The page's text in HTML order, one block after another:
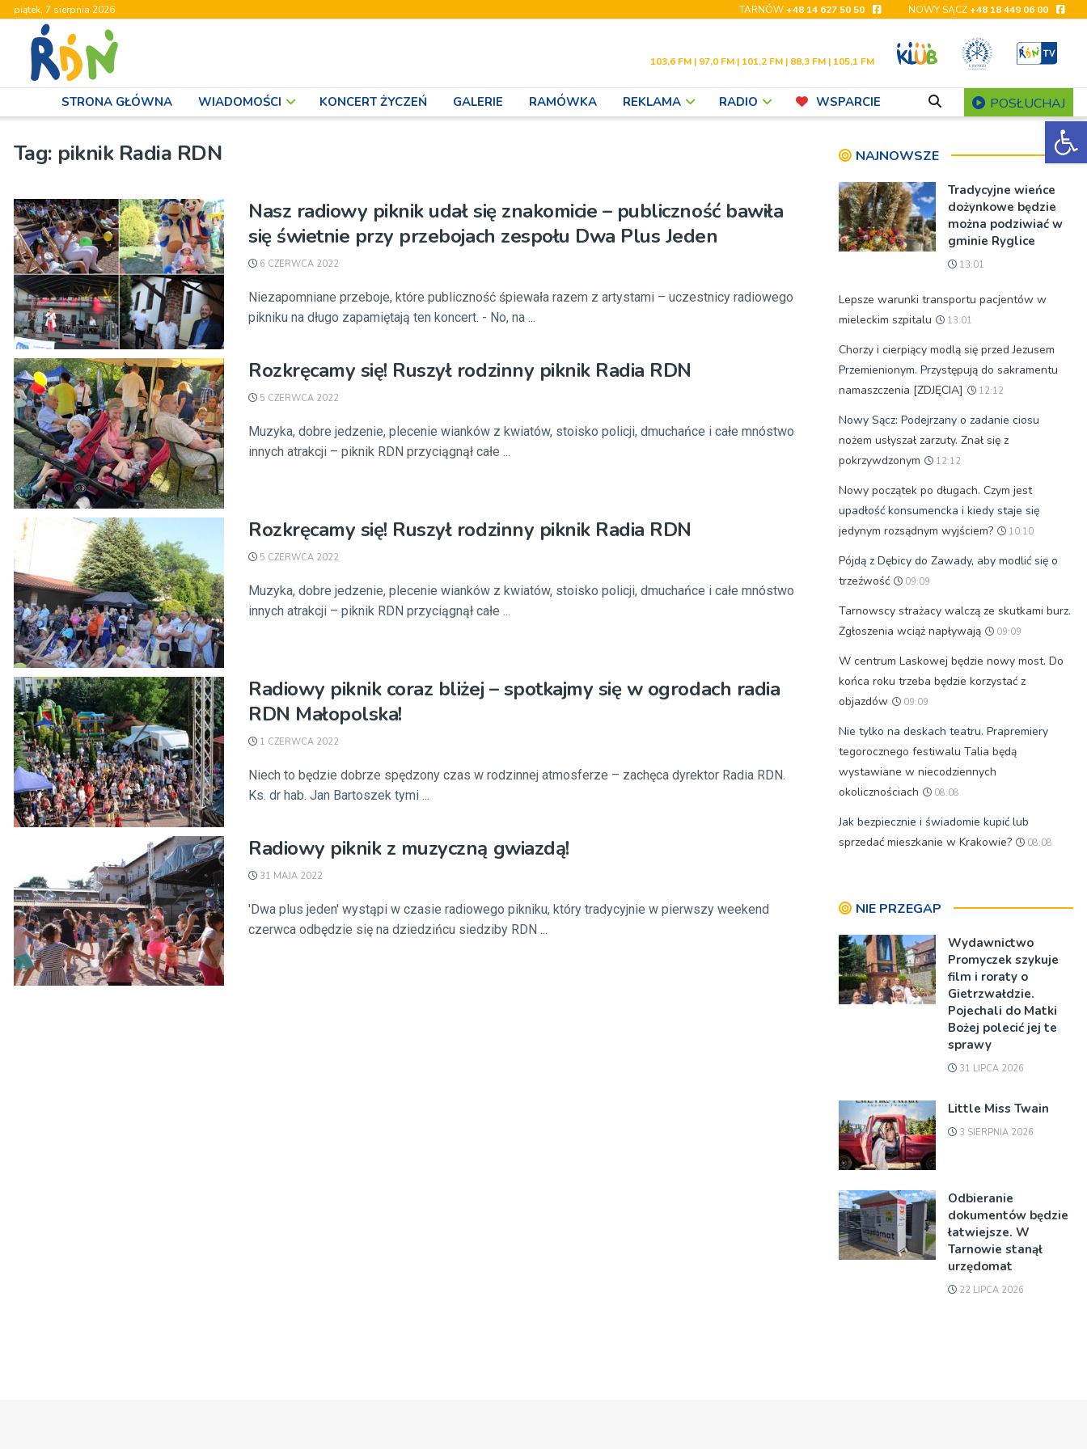
piątek, 7 sierpnia 2026 TARNÓW+48 14 627 50 50 NOWY SĄCZ+48 18 449 06 00
103,6 FM | 97,0 FM | 101,2 FM | 88,3 FM | 105,1 FM
STRONA GŁÓWNA WIADOMOŚCI KONCERT ŻYCZEŃ GALERIE RAMÓWKA REKLAMA RADIO WSPARCIE POSŁUCHAJ
Tag: piknik Radia RDN
Nasz radiowy piknik udał się znakomicie – publiczność bawiła
się świetnie przy przebojach zespołu Dwa Plus Jeden
6 CZERWCA 2022
Niezapomniane przeboje, które publiczność śpiewała razem z artystami – uczestnicy radiowego
pikniku na długo zapamiętają ten koncert. - No, na ...
Rozkręcamy się! Ruszył rodzinny piknik Radia RDN
5 CZERWCA 2022
Muzyka, dobre jedzenie, plecenie wianków z kwiatów, stoisko policji, dmuchańce i całe mnóstwo
innych atrakcji – piknik RDN przyciągnął całe ...
Rozkręcamy się! Ruszył rodzinny piknik Radia RDN
5 CZERWCA 2022
Muzyka, dobre jedzenie, plecenie wianków z kwiatów, stoisko policji, dmuchańce i całe mnóstwo
innych atrakcji – piknik RDN przyciągnął całe ...
Radiowy piknik coraz bliżej – spotkajmy się w ogrodach radia
RDN Małopolska!
1 CZERWCA 2022
Niech to będzie dobrze spędzony czas w rodzinnej atmosferze – zachęca dyrektor Radia RDN.
Ks. dr hab. Jan Bartoszek tymi ...
Radiowy piknik z muzyczną gwiazdą!
31 MAJA 2022
'Dwa plus jeden' wystąpi w czasie radiowego pikniku, który tradycyjnie w pierwszy weekend
czerwca odbędzie się na dziedzińcu siedziby RDN ...
NAJNOWSZE
Tradycyjne wieńce
dożynkowe będzie
można podziwiać w
gminie Ryglice
13:01
Lepsze warunki transportu pacjentów w
mieleckim szpitalu
13:01
Chorzy i cierpiący modlą się przed Jezusem
Przemienionym. Przystępują do sakramentu
namaszczenia [ZDJĘCIA]
12:12
Nowy Sącz: Podejrzany o zadanie ciosu
nożem usłyszał zarzuty. Znał się z
pokrzywdzonym
12:12
Nowy początek po długach. Czym jest
upadłość konsumencka i kiedy staje się
jedynym rozsądnym wyjściem?
10:10
Pójdą z Dębicy do Zawady, aby modlić się o
trzeźwość
09:09
Tarnowscy strażacy walczą ze skutkami burz.
Zgłoszenia wciąż napływają
09:09
W centrum Laskowej będzie nowy most. Do
końca roku trzeba będzie korzystać z
objazdów
09:09
Nie tylko na deskach teatru. Prapremiery
tegorocznego festiwalu Talia będą
wystawiane w niecodziennych
okolicznościach
08:08
Jak bezpiecznie i świadomie kupić lub
sprzedać mieszkanie w Krakowie?
08:08
NIE PRZEGAP
Wydawnictwo
Promyczek szykuje
film i roraty o
Gietrzwałdzie.
Pojechali do Matki
Bożej polecić jej te
sprawy
31 LIPCA 2026
Little Miss Twain
3 SIERPNIA 2026
Odbieranie
dokumentów będzie
łatwiejsze. W
Tarnowie stanął
urzędomat
22 LIPCA 2026